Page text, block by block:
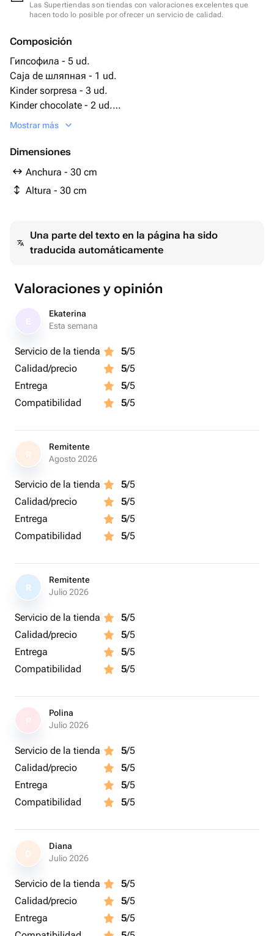
Las Supertiendas son tiendas con valoraciones excelentes que
hacen todo lo posible por ofrecer un servicio de calidad.
Composición
Гипсофила - 5 ud.
Caja de шляпная - 1 ud.
Kinder sorpresa - 3 ud.
Kinder chocolate - 2 ud.
Un oasis asimismo, hay una floristería - 1 ud.
подарочная коробка деревянная - 1 ud.
Mostrar más
Dimensiones
Anchura - 30 cm
Altura - 30 cm
Una parte del texto en la página ha sido
traducida automáticamente
Valoraciones y opinión
Ekaterina
Esta semana
Servicio de la tienda 5/5
Calidad/precio
5/5
Entrega
5/5
Compatibilidad
5/5
R
Remitente
Agosto 2026
Servicio de la tienda 5/5
Calidad/precio
5/5
Entrega
5/5
Compatibilidad
5/5
R
Remitente
Julio 2026
Servicio de la tienda 5/5
Calidad/precio
5/5
Entrega
5/5
Compatibilidad
5/5
Polina
Julio 2026
Servicio de la tienda 5/5
Calidad/precio
5/5
Entrega
5/5
Compatibilidad
5/5
D
Diana
Julio 2026
Servicio de la tienda 5/5
Calidad/precio
5/5
Entrega
5/5